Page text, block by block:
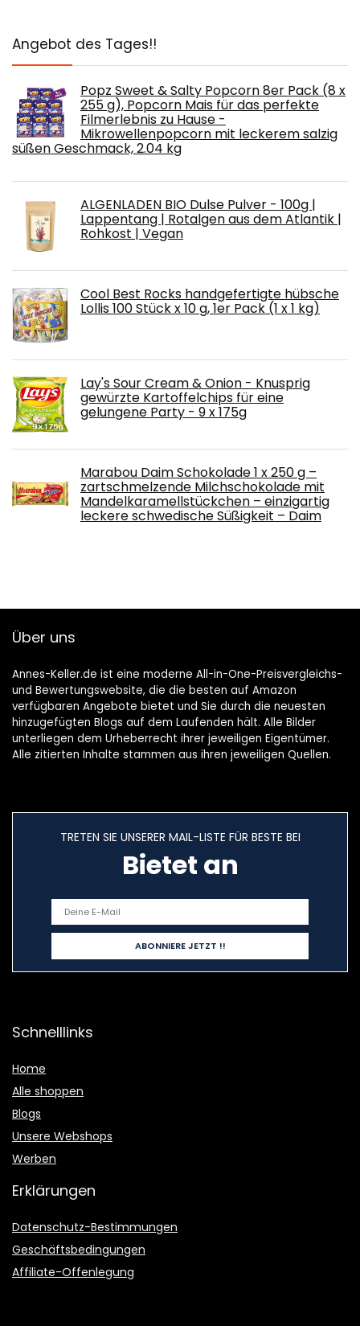
Angebot des Tages!!
Popz Sweet & Salty Popcorn 8er Pack (8 x
255 g), Popcorn Mais für das perfekte
Filmerlebnis zu Hause -
Mikrowellenpopcorn mit leckerem salzig
süßen Geschmack, 2.04 kg
ALGENLADEN BIO Dulse Pulver - 100g |
Lappentang | Rotalgen aus dem Atlantik |
Rohkost | Vegan
Cool Best Rocks handgefertigte hübsche
Lollis 100 Stück x 10 g, 1er Pack (1 x 1 kg)
Lay's Sour Cream & Onion - Knusprig
gewürzte Kartoffelchips für eine
gelungene Party - 9 x 175g
Marabou Daim Schokolade 1 x 250 g –
zartschmelzende Milchschokolade mit
Mandelkaramellstückchen – einzigartig
leckere schwedische Süßigkeit – Daim
Über uns
Annes-Keller.de ist eine moderne All-in-One-Preisvergleichs-
und Bewertungswebsite, die die besten auf Amazon
verfügbaren Angebote bietet und Sie durch die neuesten
hinzugefügten Blogs auf dem Laufenden hält. Alle Bilder
unterliegen dem Urheberrecht ihrer jeweiligen Eigentümer.
Alle zitierten Inhalte stammen aus ihren jeweiligen Quellen.
TRETEN SIE UNSERER MAIL-LISTE FÜR BESTE BEI
Bietet an
Schnelllinks
Home
Alle shoppen
Blogs
Unsere Webshops
Werben
Erklärungen
Datenschutz-Bestimmungen
Geschäftsbedingungen
Affiliate-Offenlegung